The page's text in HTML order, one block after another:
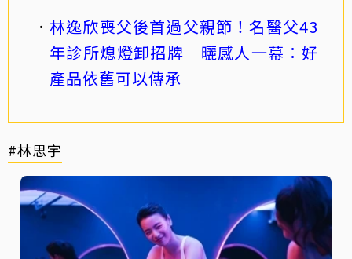
林逸欣喪父後首過父親節！名醫父43
年診所熄燈卸招牌 曬感人一幕：好
產品依舊可以傳承
#林思宇